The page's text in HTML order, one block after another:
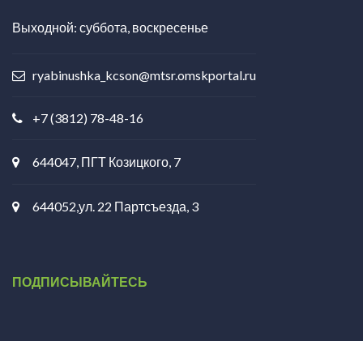
Выходной: суббота, воскресенье
ryabinushka_kcson@mtsr.omskportal.ru
+7 (3812) 78-48-16
644047, ПГТ Козицкого, 7
644052,ул. 22 Партсъезда, 3
ПОДПИСЫВАЙТЕСЬ